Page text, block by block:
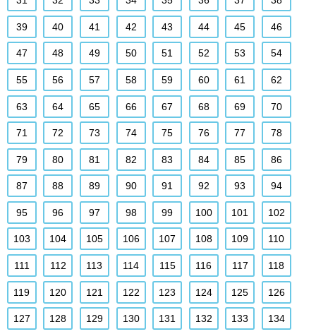
39 40 41 42 43 44 45 46
47 48 49 50 51 52 53 54
55 56 57 58 59 60 61 62
63 64 65 66 67 68 69 70
71 72 73 74 75 76 77 78
79 80 81 82 83 84 85 86
87 88 89 90 91 92 93 94
95 96 97 98 99 100 101 102
103 104 105 106 107 108 109 110
111 112 113 114 115 116 117 118
119 120 121 122 123 124 125 126
127 128 129 130 131 132 133 134